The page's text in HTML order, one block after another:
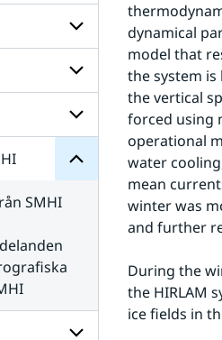
Undersidor
för
Om
SMHI
Undersidor
för
Jobba
på
Undersidor
Kontakta
SMHI
Undersidor
för
Publikationer
från
SMHI
SMHI
dynamical
model that
the system
the vertical
forced using
operational
water
mean
winter was
and further
During the
the HIRLAM
ice fields in